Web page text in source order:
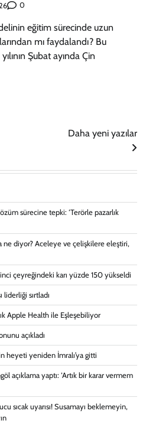
0
eğitim sürecinde uzun
mı faydalandı? Bu
Şubat ayında Çin
Daha yeni yazılar
sürecine tepki: ‘Terörle pazarlık
ne diyor? Aceleye ve çelişkilere eleştiri,
çeyreğindeki karı yüzde 150 yükseldi
sırtladı
Apple Health ile Eşleşebiliyor
açıkladı
heyeti yeniden İmralı’ya gitti
açıklama yaptı: ‘Artık bir karar vermem
sıcak uyarısı! Susamayı beklemeyin,